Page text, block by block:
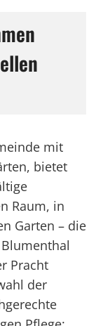
mit
bietet
Raum, in
Garten – die
Pracht
der